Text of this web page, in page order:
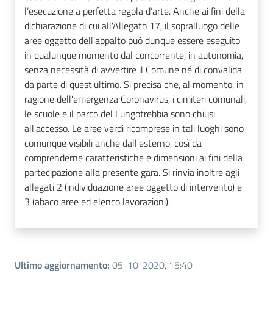
l’esecuzione a perfetta regola d’arte. Anche ai fini della
dichiarazione di cui all'Allegato 17, il sopralluogo delle
aree oggetto dell'appalto può dunque essere eseguito
in qualunque momento dal concorrente, in autonomia,
senza necessità di avvertire il Comune né di convalida
da parte di quest'ultimo. Si precisa che, al momento, in
ragione dell'emergenza Coronavirus, i cimiteri comunali,
le scuole e il parco del Lungotrebbia sono chiusi
all'accesso. Le aree verdi ricomprese in tali luoghi sono
comunque visibili anche dall'esterno, così da
comprenderne caratteristiche e dimensioni ai fini della
partecipazione alla presente gara. Si rinvia inoltre agli
allegati 2 (individuazione aree oggetto di intervento) e
3 (abaco aree ed elenco lavorazioni).
Ultimo aggiornamento: 05-10-2020, 15:40